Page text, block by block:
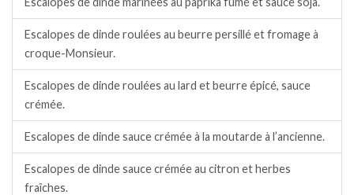
Escalopes de dinde roulées au beurre persillé et fromage à
croque-Monsieur.
Escalopes de dinde roulées au lard et beurre épicé, sauce
crémée.
Escalopes de dinde sauce crémée à la moutarde à l’ancienne.
Escalopes de dinde sauce crémée au citron et herbes
fraîches.